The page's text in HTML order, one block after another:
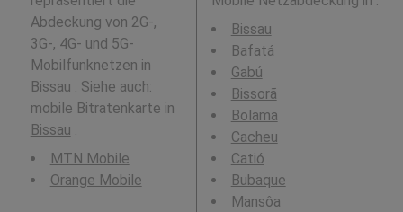
Abdeckung von 2G-,
3G-, 4G- und 5G-
Mobilfunknetzen in
Bissau . Siehe auch:
mobile Bitratenkarte in
Bissau .
MTN Mobile
Orange Mobile
Bissau
Bafatá
Gabú
Bissorã
Bolama
Cacheu
Catió
Bubaque
Mansôa